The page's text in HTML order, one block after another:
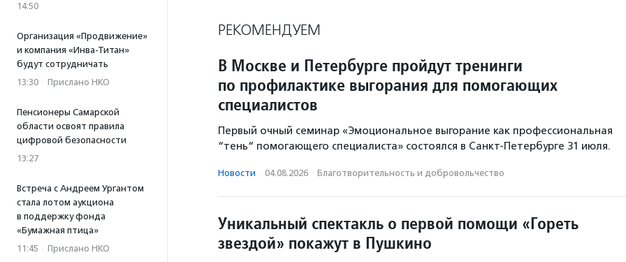
14:50
Организация «Продвижение»
и компания «Инва-Титан»
будут сотрудничать
13:30 · Прислано НКО
Пенсионеры Самарской
области освоят правила
цифровой безопасности
13:27
Встреча с Андреем Ургантом
стала лотом аукциона
в поддержку фонда
«Бумажная птица»
11:45 · Прислано НКО
РЕКОМЕНДУЕМ
В Москве и Петербурге пройдут тренинги
по профилактике выгорания для помогающих
специалистов
Первый очный семинар «Эмоциональное выгорание как профессиональная
“тень“ помогающего специалиста» состоялся в Санкт-Петербурге 31 июля.
Новости · 04.08.2026 · Благотвори­тель­ность и доброволь­чест­во
Уникальный спектакль о первой помощи «Гореть
звездой» покажут в Пушкино